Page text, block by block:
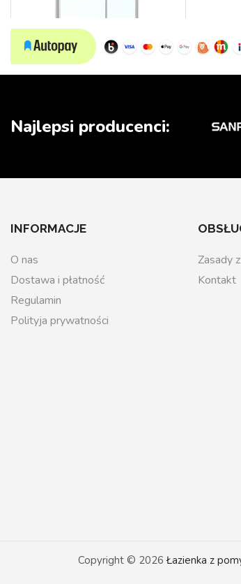
Wedding
Najlepsi producenci:
INFORMACJE
O nas
Dostawa i płatność
Regulamin
Polityja prywatności
Zasady
Kontakt
Copyright © 2026Łazienka z